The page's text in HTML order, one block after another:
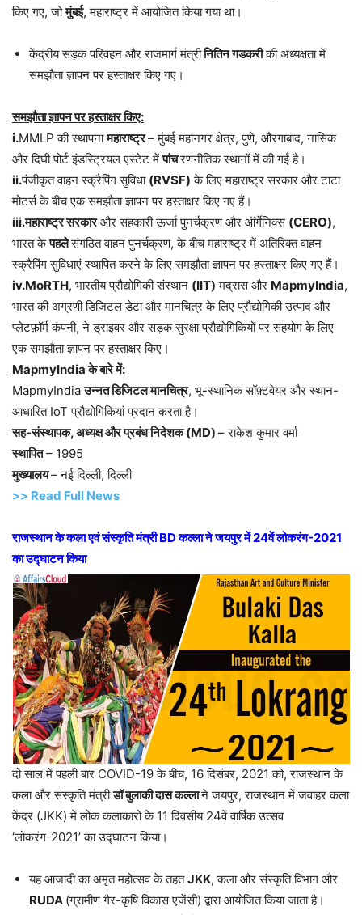
किए गए, जोमुंबई, महाराष्ट्र में आयोजित किया गया था।
केंद्रीय सड़क परिवहन और राजमार्ग मंत्रीनितिन गडकरीकी अध्यक्षता में
समझौता ज्ञापन पर हस्ताक्षर किए गए।
समझौता ज्ञापन पर हस्ताक्षर किए:
i.MMLP की स्थापनामहाराष्ट्र– मुंबई महानगर क्षेत्र, पुणे, औरंगाबाद, नासिक
और दिघी पोर्ट इंडस्ट्रियल एस्टेट मेंपांचरणनीतिक स्थानों में की गई है।
ii.पंजीकृत वाहन स्क्रैपिंग सुविधा (RVSF) के लिए महाराष्ट्र सरकार और टाटा
मोटर्स के बीच एक समझौता ज्ञापन पर हस्ताक्षर किए गए हैं।
iii.महाराष्ट्र सरकारऔर सहकारी ऊर्जा पुनर्चक्रण और ऑर्गेनिक्स (CERO),
भारत केपहलेसंगठित वाहन पुनर्चक्रण, के बीच महाराष्ट्र में अतिरिक्त वाहन
स्क्रैपिंग सुविधाएं स्थापित करने के लिए समझौता ज्ञापन पर हस्ताक्षर किए गए हैं।
iv.MoRTH, भारतीय प्रौद्योगिकी संस्थान (IIT) मद्रास और MapmyIndia,
भारत की अग्रणी डिजिटल डेटा और मानचित्र के लिए प्रौद्योगिकी उत्पाद और
प्लेटफ़ॉर्म कंपनी, ने ड्राइवर और सड़क सुरक्षा प्रौद्योगिकियों पर सहयोग के लिए
एक समझौता ज्ञापन पर हस्ताक्षर किए।
MapmyIndia के बारे में:
MapmyIndiaउन्नत डिजिटल मानचित्र, भू-स्थानिक सॉफ़्टवेयर और स्थान-
आधारित IoT प्रौद्योगिकियां प्रदान करता है।
सह-संस्थापक, अध्यक्ष और प्रबंध निदेशक (MD) – राकेश कुमार वर्मा
स्थापित– 1995
मुख्यालय– नई दिल्ली, दिल्ली
>> Read Full News
राजस्थान के कला एवं संस्कृति मंत्री BD कल्ला ने जयपुर में 24वें लोकरंग-2021
का उद्घाटन किया
दो साल में पहली बार COVID-19 के बीच, 16 दिसंबर, 2021 को, राजस्थान के
कला और संस्कृति मंत्रीडॉ बुलाकी दास कल्लाने जयपुर, राजस्थान में जवाहर कला
केंद्र (JKK) में लोक कलाकारों के 11 दिवसीय 24वें वार्षिक उत्सव
‘लोकरंग-2021’ का उद्घाटन किया।
यह आजादी का अमृत महोत्सव के तहतJKK, कला और संस्कृति विभाग और
RUDA (ग्रामीण गैर-कृषि विकास एजेंसी) द्वारा आयोजित किया जाता है।